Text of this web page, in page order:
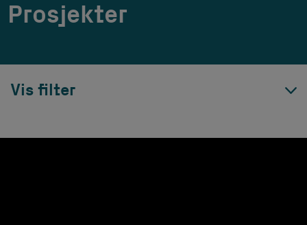
Prosjekter
Vis filter